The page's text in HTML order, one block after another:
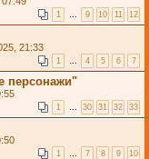
1 … 9 10 11 12
21:33
1 … 4 5 6 7
персонажи"
1 … 30 31 32 33
1 … 7 8 9 10